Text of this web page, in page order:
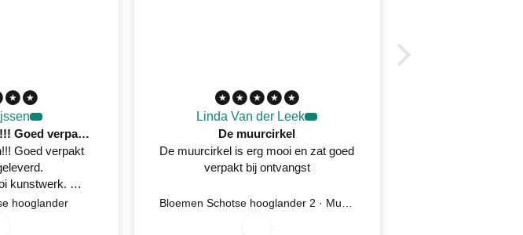
Echt heel tevreden!!! Goed verpakt netjes aangeleverd
Goed verpakt
kunstwerk.
mail gestuurd
hooglander
Linda Van der Leek
De muurcirkel
De muurcirkel is erg mooi en zat goed
verpakt bij ontvangst
Bloemen Schotse hooglander 2 · Muurcirkel